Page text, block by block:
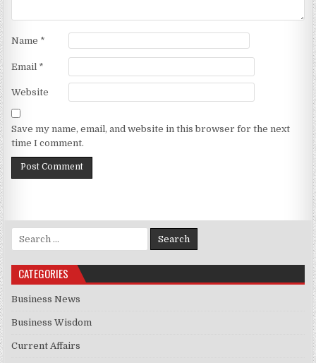
Name *
Email *
Website
Save my name, email, and website in this browser for the next
time I comment.
Search for:
CATEGORIES
Business News
Business Wisdom
Current Affairs